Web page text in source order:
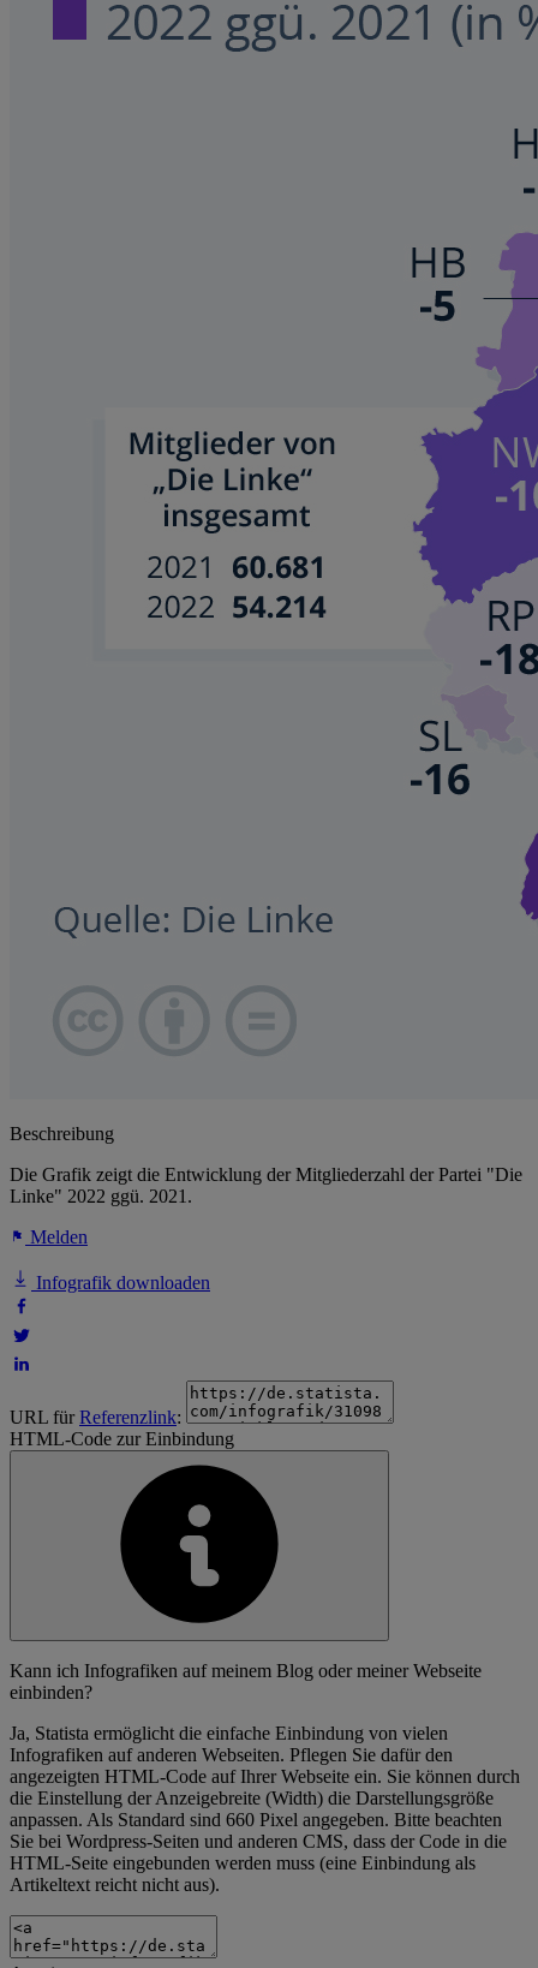
Beschreibung
Die Grafik zeigt die Entwicklung der Mitgliederzahl der Partei "Die
Linke" 2022 ggü. 2021.
Melden
Infografik downloaden
URL fürReferenzlink:
HTML-Code zur Einbindung
Kann ich Infografiken auf meinem Blog oder meiner Webseite
einbinden?
Ja, Statista ermöglicht die einfache Einbindung von vielen
Infografiken auf anderen Webseiten. Pflegen Sie dafür den
angezeigten HTML-Code auf Ihrer Webseite ein. Sie können durch
die Einstellung der Anzeigebreite (Width) die Darstellungsgröße
anpassen. Als Standard sind 660 Pixel angegeben. Bitte beachten
Sie bei Wordpress-Seiten und anderen CMS, dass der Code in die
HTML-Seite eingebunden werden muss (eine Einbindung als
Artikeltext reicht nicht aus).